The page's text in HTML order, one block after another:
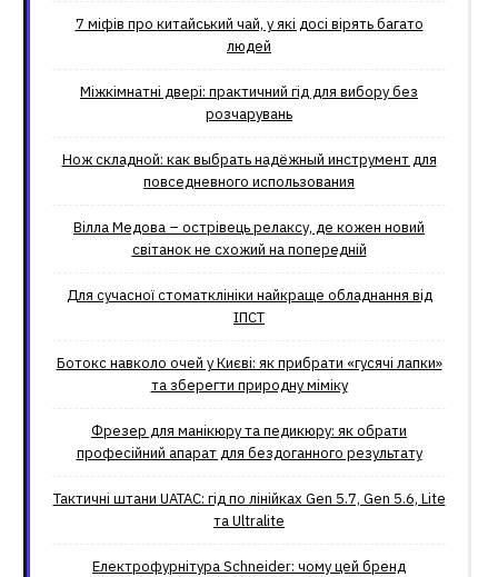
7 міфів про китайський чай, у які досі вірять багато
людей
Міжкімнатні двері: практичний гід для вибору без
розчарувань
Нож складной: как выбрать надёжный инструмент для
повседневного использования
Вілла Медова – острівець релаксу, де кожен новий
світанок не схожий на попередній
Для сучасної стоматклініки найкраще обладнання від
ІПСТ
Ботокс навколо очей у Києві: як прибрати «гусячі лапки»
та зберегти природну міміку
Фрезер для манікюру та педикюру: як обрати
професійний апарат для бездоганного результату
Тактичні штани UATAC: гід по лінійках Gen 5.7, Gen 5.6, Lite
та Ultralite
Електрофурнітура Schneider: чому цей бренд